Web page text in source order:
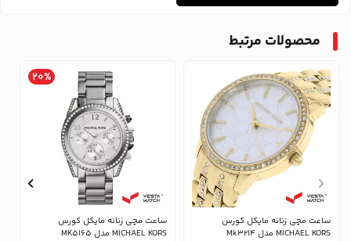
محصولات مرتبط
ساعت مچی زنانه مایکل کورس
MICHAEL KORS مدل Mk3214
ساعت مچی زنانه مایکل کورس
MICHAEL KORS مدل MK5165
20%